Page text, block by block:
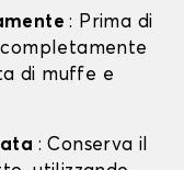
: Prima di
di muffe e
: Conserva il